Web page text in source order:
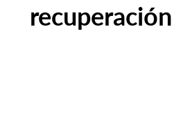
recuperación